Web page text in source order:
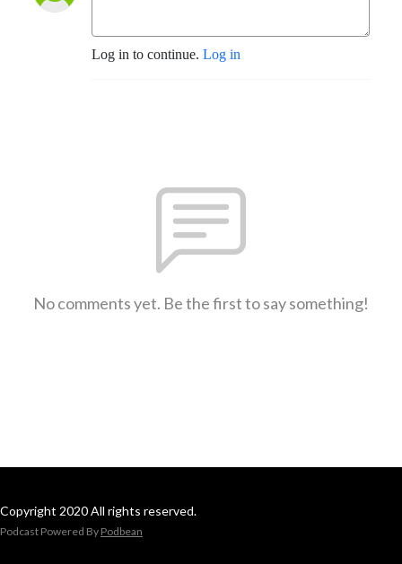
Log in to continue. Log in
No comments yet. Be the first to say something!
Copyright 2020 All rights reserved.
Podcast Powered By Podbean